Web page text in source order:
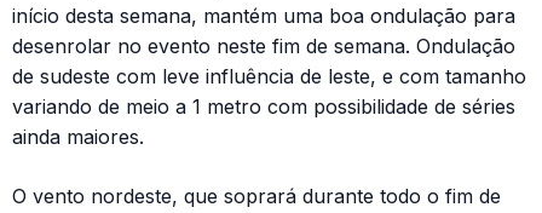
início desta semana, mantém uma boa ondulação para
desenrolar no evento neste fim de semana. Ondulação
de sudeste com leve influência de leste, e com tamanho
variando de meio a 1 metro com possibilidade de séries
ainda maiores.
O vento nordeste, que soprará durante todo o fim de